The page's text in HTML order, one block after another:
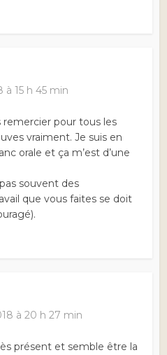
à 15 h 45 min
remercier pour tous les
vraiment. Je suis en
orale et ça m’est d’une
souvent des
que vous faites se doit
à 20 h 27 min
présent et semble être la